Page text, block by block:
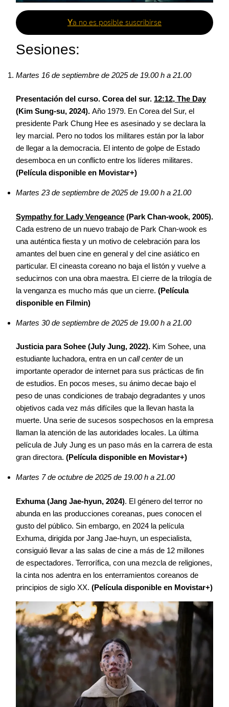
Ya no es posible suscribirse
Sesiones:
Martes 16 de septiembre de 2025 de 19.00 h a 21.00
Presentación del curso. Corea del sur. 12:12, The Day
(Kim Sung-su, 2024). Año 1979. En Corea del Sur, el
presidente Park Chung Hee es asesinado y se declara la
ley marcial. Pero no todos los militares están por la labor
de llegar a la democracia. El intento de golpe de Estado
desemboca en un conflicto entre los líderes militares.
(Película disponible en Movistar+)
Martes 23 de septiembre de 2025 de 19.00 h a 21.00
Sympathy for Lady Vengeance (Park Chan-wook, 2005).
Cada estreno de un nuevo trabajo de Park Chan-wook es
una auténtica fiesta y un motivo de celebración para los
amantes del buen cine en general y del cine asiático en
particular. El cineasta coreano no baja el listón y vuelve a
seducirnos con una obra maestra. El cierre de la trilogía de
la venganza es mucho más que un cierre. (Película
disponible en Filmin)
Martes 30 de septiembre de 2025 de 19.00 h a 21.00
Justicia para Sohee (July Jung, 2022). Kim Sohee, una
estudiante luchadora, entra en un call centerde un
importante operador de internet para sus prácticas de fin
de estudios. En pocos meses, su ánimo decae bajo el
peso de unas condiciones de trabajo degradantes y unos
objetivos cada vez más difíciles que la llevan hasta la
muerte. Una serie de sucesos sospechosos en la empresa
llaman la atención de las autoridades locales. La última
película de July Jung es un paso más en la carrera de esta
gran directora. (Película disponible en Movistar+)
Martes 7 de octubre de 2025 de 19.00 h a 21.00
Exhuma (Jang Jae-hyun, 2024). El género del terror no
abunda en las producciones coreanas, pues conocen el
gusto del público. Sin embargo, en 2024 la película
Exhuma, dirigida por Jang Jae-huyn, un especialista,
consiguió llevar a las salas de cine a más de 12 millones
de espectadores. Terrorífica, con una mezcla de religiones,
la cinta nos adentra en los enterramientos coreanos de
principios de siglo XX. (Película disponible en Movistar+)